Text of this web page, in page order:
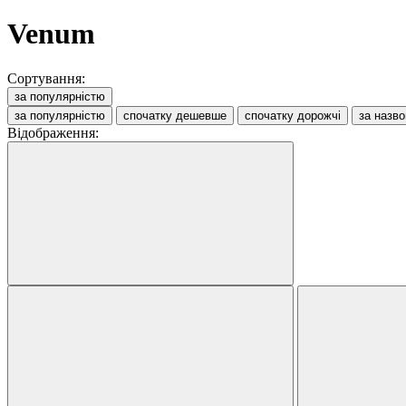
Venum
Сортування:
за популярністю
за популярністю
спочатку дешевше спочатку дорожчі за
Відображення: